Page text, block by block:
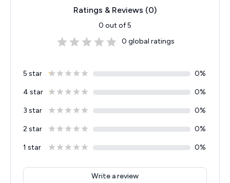
Ratings & Reviews (0)
0 out of 5
0 global ratings
5 star 0%
4 star 0%
3 star 0%
2 star 0%
1 star 0%
Write a review